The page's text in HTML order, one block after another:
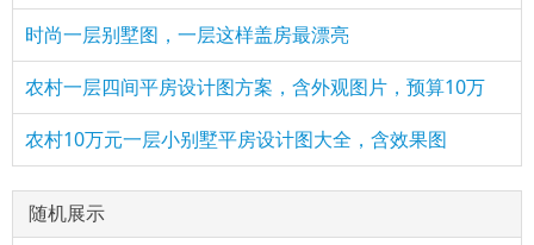
时尚一层别墅图，一层这样盖房最漂亮
农村一层四间平房设计图方案，含外观图片，预算10万
农村10万元一层小别墅平房设计图大全，含效果图
随机展示